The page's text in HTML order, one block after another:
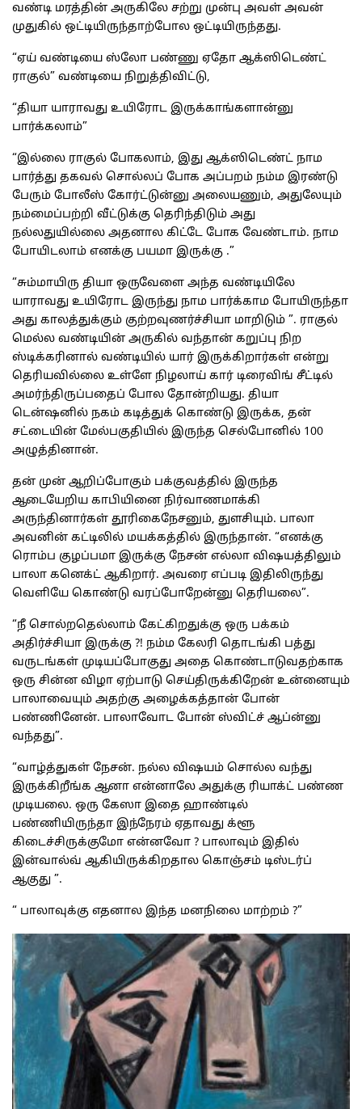
வண்டி மரத்தின் அருகிலே சற்று முன்பு அவள் அவன்
முதுகில் ஒட்டியிருந்தாற்போல ஒட்டியிருந்தது.
“ஏய் வண்டியை ஸ்லோ பண்ணு ஏதோ ஆக்ஸிடெண்ட்
ராகுல்” வண்டியை நிறுத்திவிட்டு,
“தியா யாராவது உயிரோட இருக்காங்களான்னு
பார்க்கலாம்”
“இல்லை ராகுல் போகலாம், இது ஆக்ஸிடெண்ட் நாம
பார்த்து தகவல் சொல்லப் போக அப்பறம் நம்ம இரண்டு
பேரும் போலீஸ் கோர்ட்டுன்னு அலையணும், அதுலேயும்
நம்மைப்பற்றி வீட்டுக்கு தெரிந்திடும் அது
நல்லதுயில்லை அதனால கிட்டே போக வேண்டாம். நாம
போயிடலாம் எனக்கு பயமா இருக்கு .”
“சும்மாயிரு தியா ஒருவேளை அந்த வண்டியிலே
யாராவது உயிரோட இருந்து நாம பார்க்காம போயிருந்தா
அது காலத்துக்கும் குற்றவுணர்ச்சியா மாறிடும் ”. ராகுல்
மெல்ல வண்டியின் அருகில் வந்தான் கறுப்பு நிற
ஸ்டிக்கரினால் வண்டியில் யார் இருக்கிறார்கள் என்று
தெரியவில்லை உள்ளே நிழலாய் கார் டிரைவிங் சீட்டில்
அமர்ந்திருப்பதைப் போல தோன்றியது. தியா
டென்ஷனில் நகம் கடித்துக் கொண்டு இருக்க, தன்
சட்டையின் மேல்பகுதியில் இருந்த செல்போனில் 100
அழுத்தினான்.
தன் முன் ஆறிப்போகும் பக்குவத்தில் இருந்த
ஆடையேறிய காபியினை நிர்வாணமாக்கி
அருந்தினார்கள் தூரிகைநேசனும், துளசியும். பாலா
அவனின் கட்டிலில் மயக்கத்தில் இருந்தான். “எனக்கு
ரொம்ப குழப்பமா இருக்கு நேசன் எல்லா விஷயத்திலும்
பாலா கனெக்ட் ஆகிறார். அவரை எப்படி இதிலிருந்து
வெளியே கொண்டு வரப்போறேன்னு தெரியலை”.
“நீ சொல்றதெல்லாம் கேட்கிறதுக்கு ஒரு பக்கம்
அதிர்ச்சியா இருக்கு ?! நம்ம கேலரி தொடங்கி பத்து
வருடங்கள் முடியப்போகுது அதை கொண்டாடுவதற்காக
ஒரு சின்ன விழா ஏற்பாடு செய்திருக்கிறேன் உன்னையும்
பாலாவையும் அதற்கு அழைக்கத்தான் போன்
பண்ணினேன். பாலாவோட போன் ஸ்விட்ச் ஆப்ன்னு
வந்தது”.
“வாழ்த்துகள் நேசன். நல்ல விஷயம் சொல்ல வந்து
இருக்கிறீங்க ஆனா என்னாலே அதுக்கு ரியாக்ட் பண்ண
முடியலை. ஒரு கேஸா இதை ஹாண்டில்
பண்ணியிருந்தா இந்நேரம் ஏதாவது க்ளூ
கிடைச்சிருக்குமோ என்னவோ ? பாலாவும் இதில்
இன்வால்வ் ஆகியிருக்கிறதால கொஞ்சம் டிஸ்டர்ப்
ஆகுது ”.
“ பாலாவுக்கு எதனால இந்த மனநிலை மாற்றம் ?”